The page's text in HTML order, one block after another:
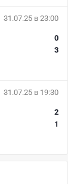
31.07.25 в 23:00
0
3
31.07.25 в 19:30
2
1